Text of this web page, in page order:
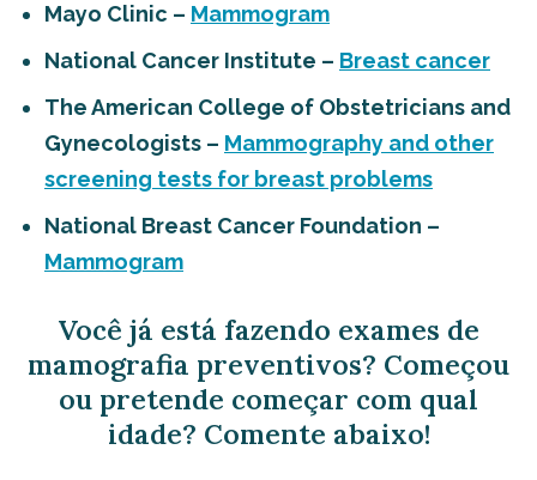
Mayo Clinic – Mammogram
National Cancer Institute – Breast cancer
The American College of Obstetricians and
Gynecologists – Mammography and other
screening tests for breast problems
National Breast Cancer Foundation –
Mammogram
Você já está fazendo exames de
mamografia preventivos? Começou
ou pretende começar com qual
idade? Comente abaixo!